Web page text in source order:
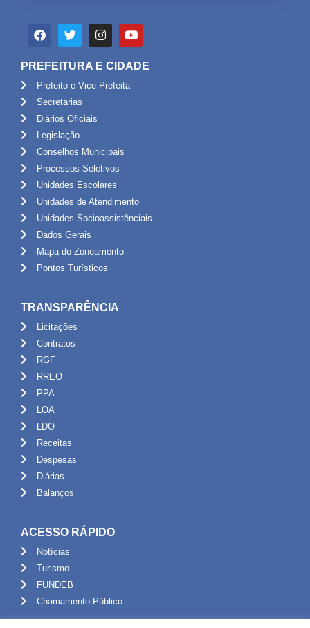
PREFEITURA E CIDADE
Prefeito e Vice Prefeita
Secretarias
Diários Oficiais
Legislação
Conselhos Municipais
Processos Seletivos
Unidades Escolares
Unidades de Atendimento
Unidades Socioassistênciais
Dados Gerais
Mapa do Zoneamento
Pontos Turísticos
TRANSPARÊNCIA
Licitações
Contratos
RGF
RREO
PPA
LOA
LDO
Receitas
Despesas
Diárias
Balanços
ACESSO RÁPIDO
Notícias
Turismo
FUNDEB
Chamamento Público